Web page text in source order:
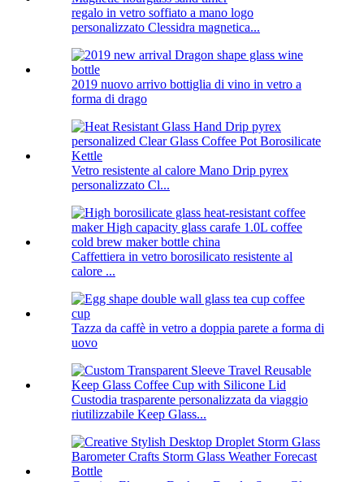
regalo in vetro soffiato a mano logo
personalizzato Clessidra magnetica...
2019 nuovo arrivo bottiglia di vino in vetro a
forma di drago
Vetro resistente al calore Mano Drip pyrex
personalizzato Cl...
Caffettiera in vetro borosilicato resistente al
calore ...
Tazza da caffè in vetro a doppia parete a forma di
uovo
Custodia trasparente personalizzata da viaggio
riutilizzabile Keep Glass...